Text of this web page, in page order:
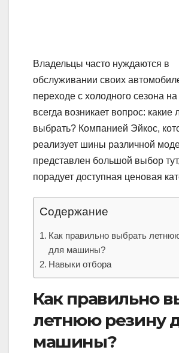
Владельцы часто нуждаются в
обслуживании своих
переходе с холодного сезона
всегда возникает вопрос:
выбрать? Компанией Эйкос,
реализует шины различной
представлен большой выбор
порадует доступная ценовая
Содержание
Как правильно выбрать
для машины?
Навыки отбора
Как правильно
летнюю резину
машины?